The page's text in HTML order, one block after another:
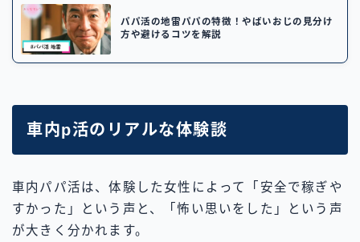
パパ活の地雷パパの特徴！やばいおじの見分け
方や避けるコツを解説
車内p活のリアルな体験談
車内パパ活は、体験した女性によって「安全で稼ぎや
すかった」という声と、「怖い思いをした」という声
が大きく分かれます。